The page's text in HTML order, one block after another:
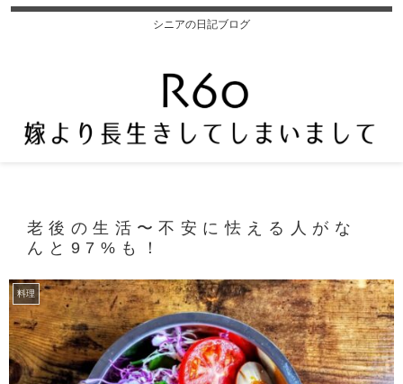
シニアの日記ブログ
老後の生活〜不安に怯える人がな
んと97%も！
料理